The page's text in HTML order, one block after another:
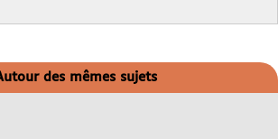
des mêmes sujets